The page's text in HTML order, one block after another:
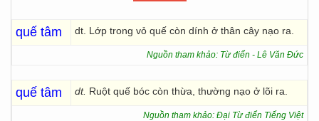
quế tâm dt. Lớp trong vỏ quế còn dính ở thân cây nạo ra.
Nguồn tham khảo: Từ điển - Lê Văn Đức
quế tâm dt. Ruột quế bóc còn thừa, thường nạo ở lõi ra.
Nguồn tham khảo: Đại Từ điển Tiếng Việt